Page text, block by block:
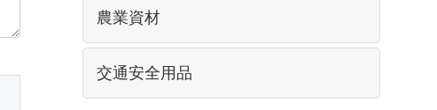
農業資材
交通安全用品